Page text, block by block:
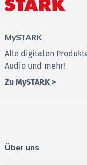
MySTARK
Alle digitalen
Audio und mehr!
Zu MySTARK >
Über uns